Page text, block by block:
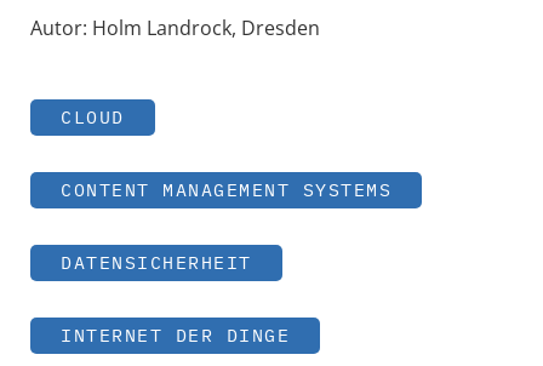
Autor: Holm Landrock, Dresden
CLOUD
CONTENT MANAGEMENT SYSTEMS
DATENSICHERHEIT
INTERNET DER DINGE